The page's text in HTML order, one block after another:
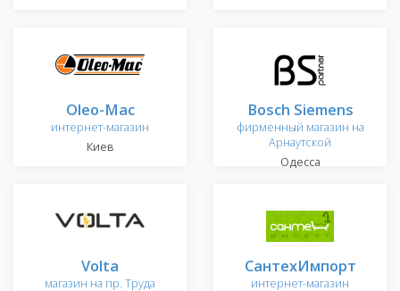
Oleo-Mac
интернет-магазин
Киев
Bosch Siemens
фирменный магазин на
Арнаутской
Одесса
Volta
магазин на пр. Труда
СантехИмпорт
интернет-магазин